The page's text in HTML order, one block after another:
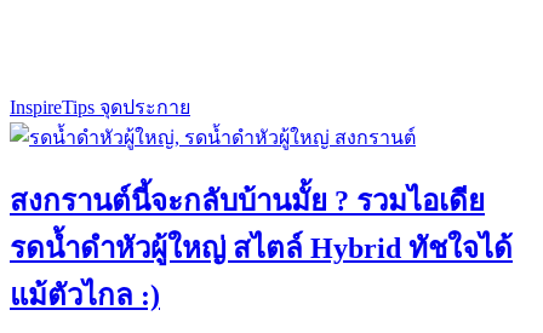
InspireTips จุดประกาย
สงกรานต์นี้จะกลับบ้านมั้ย ? รวมไอเดีย
รดน้ำดำหัวผู้ใหญ่ สไตล์ Hybrid ทัชใจได้
แม้ตัวไกล :)